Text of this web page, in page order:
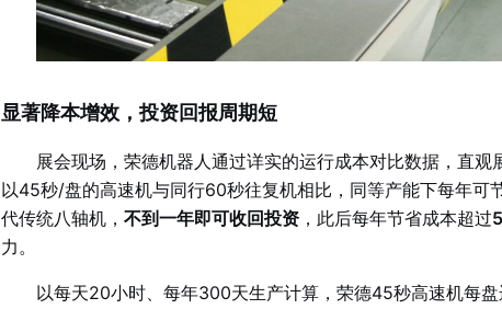
显著降本增效，投资回报周期短
展会现场，荣德机器人通过详实的运行成本对比数据，直观
以45秒/盘的高速机与同行60秒往复机相比，同等产能下每年可
代传统八轴机， 不到一年即可收回投资 ，此后每年节省成本超过
力。
以每天20小时、每年300天生产计算，荣德45秒高速机每盘